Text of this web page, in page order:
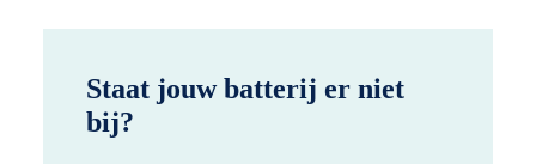
Staat jouw batterij er niet
bij?